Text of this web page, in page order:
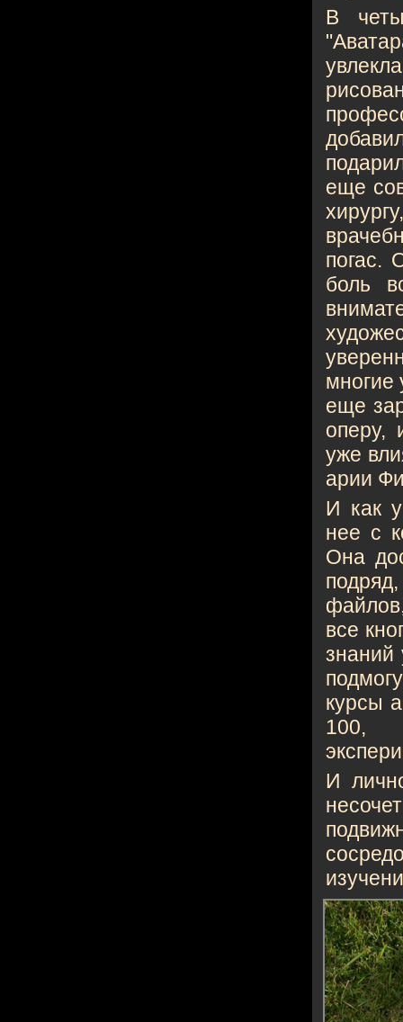
В
еще
погас.
боль
многие
еще
оперу,
уже
арии
И как
нее с
Она
все
знаний
курсы
100,
И